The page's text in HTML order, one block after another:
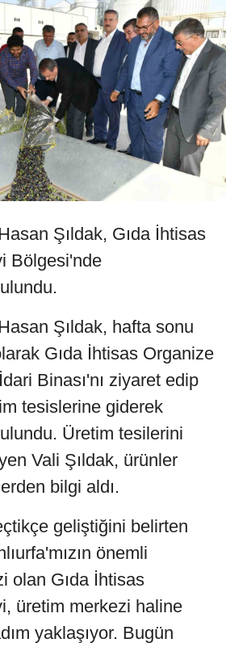
Şıldak, Gıda İhtisas
Bölgesi'nde
Şıldak, hafta sonu
Gıda İhtisas Organize
Binası'nı ziyaret edip
tesislerine giderek
Üretim tesilerini
Vali Şıldak, ürünler
bilgi aldı.
geliştiğini belirten
önemli
olan Gıda İhtisas
üretim merkezi haline
yaklaşıyor. Bugün